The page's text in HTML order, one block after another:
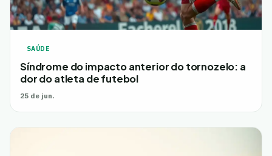
SAÚDE
Síndrome do impacto anterior do tornozelo: a
dor do atleta de futebol
25 de jun.